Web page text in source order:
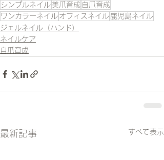
シンプルネイル 美爪育成 自爪育成
ワンカラーネイル オフィスネイル 鹿児島ネイル
ジェルネイル（ハンド）
ネイルケア
自爪育成
最新記事 すべて表示